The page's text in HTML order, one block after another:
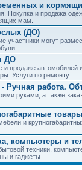
и
Покупка и продажа
мам.
(ДО)
участники могут
ДО
продаже автомобилей
Услуги по ремонту.
Ручная работа.
руками, а также
и
компьютеры и
техники,
и гаджеты